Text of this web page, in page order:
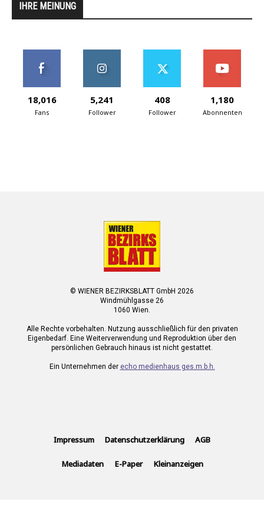
IHRE MEINUNG
18,016
Fans
5,241
Follower
408
Follower
1,180
Abonnenten
© WIENER BEZIRKSBLATT GmbH 2026
Windmühlgasse 26
1060 Wien.
Alle Rechte vorbehalten. Nutzung ausschließlich für den privaten
Eigenbedarf. Eine Weiterverwendung und Reproduktion über den
persönlichen Gebrauch hinaus ist nicht gestattet.
Ein Unternehmen der echo medienhaus ges.m.b.h.
Impressum Datenschutzerklärung AGB
Mediadaten E-Paper Kleinanzeigen